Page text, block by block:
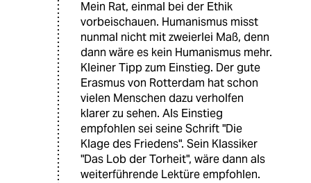
Mein Rat, einmal bei der Ethik
vorbeischauen. Humanismus misst
nunmal nicht mit zweierlei Maß, denn
dann wäre es kein Humanismus mehr.
Kleiner Tipp zum Einstieg. Der gute
Erasmus von Rotterdam hat schon
vielen Menschen dazu verholfen
klarer zu sehen. Als Einstieg
empfohlen sei seine Schrift "Die
Klage des Friedens". Sein Klassiker
"Das Lob der Torheit", wäre dann als
weiterführende Lektüre empfohlen.